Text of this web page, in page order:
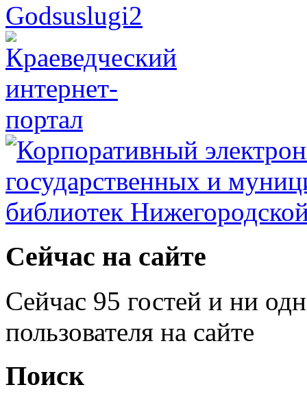
Сейчас на сайте
Сейчас 95 гостей и ни
пользователя на сайте
Поиск